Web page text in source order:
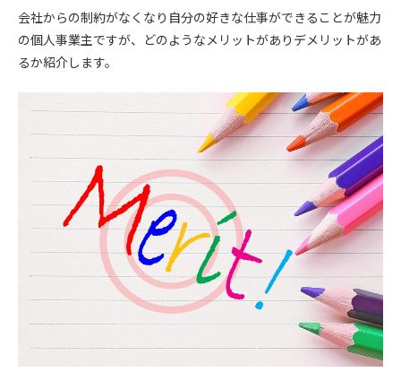
会社からの制約がなくなり自分の好きな仕事ができることが魅力
の個人事業主ですが、どのようなメリットがありデメリットがあ
るか紹介します。